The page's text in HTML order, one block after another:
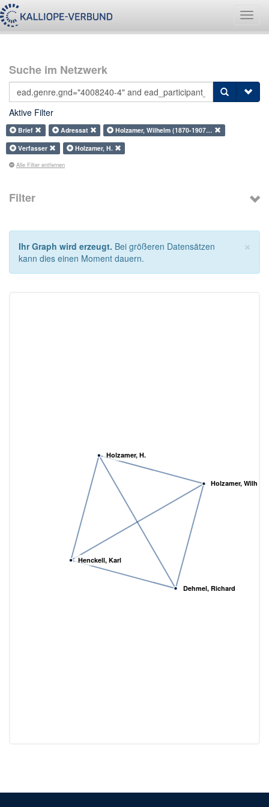
Suche im Netzwerk
Aktive Filter
Brief Adressat
Holzamer, Wilhelm (1870-1907…
Verfasser
Holzamer, H.
Alle Filter entfernen
Filter
×
Ihr Graph wird erzeugt. Bei größeren Datensätzen
kann dies einen Moment dauern.
Holzamer, H.
Dehmel, Richard
Holzamer, Wilhelm
Henckell, Karl